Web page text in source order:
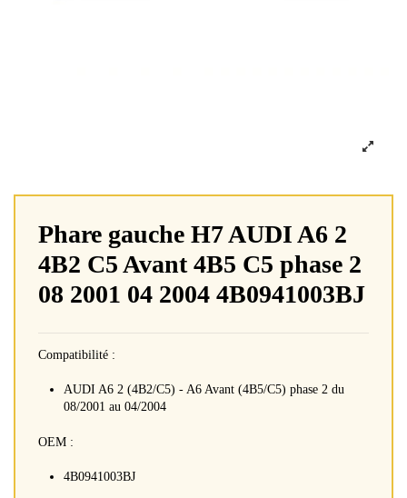
Phare gauche H7 AUDI A6 2
4B2 C5 Avant 4B5 C5 phase 2
08 2001 04 2004 4B0941003BJ
Compatibilité :
AUDI A6 2 (4B2/C5) - A6 Avant (4B5/C5) phase 2 du
08/2001 au 04/2004
OEM :
4B0941003BJ